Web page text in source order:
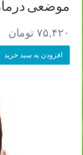
موضعی
۷۵,۴۲۰ تومان
افزودن به سبد خرید